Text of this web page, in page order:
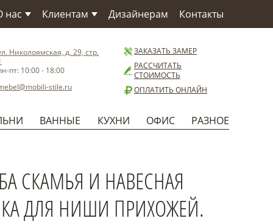
нас Клиентам
Способы оплаты
Установка
Польза
Дизайнерам Контакты
Николоямская, д. 29, стр.
пт: 10:00 - 18:00
stile.ru
ЗАКАЗАТЬ ЗАМЕР
РАССЧИТАТЬ
СТОИМОСТЬ
ОПЛАТИТЬ ОНЛАЙН
ВАННЫЕ КУХНИ ОФИС РАЗНОЕ
СКАМЬЯ И НАВЕСНАЯ
ДЛЯ НИШИ ПРИХОЖЕЙ.